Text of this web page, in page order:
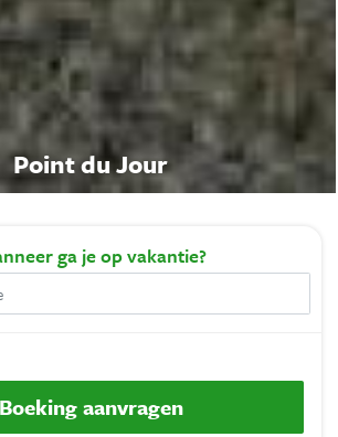
Point du Jour
ga je op vakantie?
Boeking aanvragen